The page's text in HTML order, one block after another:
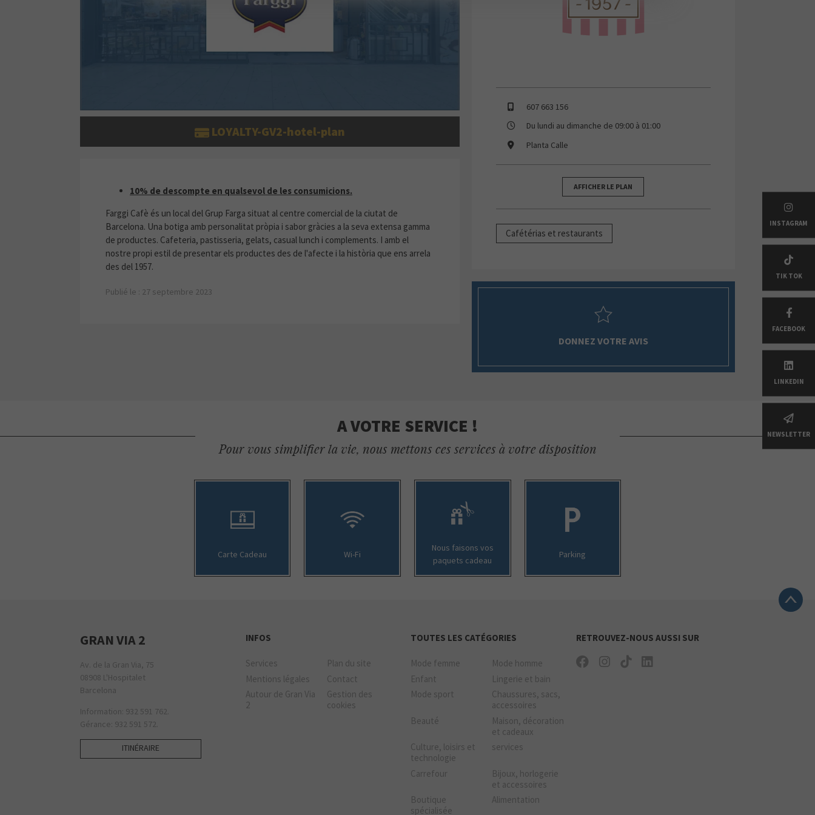
LOYALTY-GV2-hotel-plan
10% DE DESCOMPTE EN CUALSEVOL DE LES CONSUMICIONS
10% de descompte en qualsevol de les consumicions.
Farggi Cafè és un local del Grup Farga situat al centre comercial de la ciutat de
Barcelona. Una botiga amb personalitat pròpia i sabor gràcies a la seva extensa gamma
de productes. Cafeteria, pastisseria, gelats, casual lunch i complements. I amb el
nostre propi estil de presentar els productes des de l'afecte i la història que ens arrela
des del 1957.
Publié le : 27 septembre 2023
607 663 156
Du lundi au dimanche de 09:00 à 01:00
Planta Calle
AFFICHER LE PLAN
Cafétérias et restaurants
DONNEZ VOTRE AVIS
A VOTRE SERVICE !
Pour vous simplifier la vie, nous mettons ces services à votre disposition
Carte Cadeau Wi-Fi
Nous faisons vos
paquets cadeau
Parking
INSTAGRAM
TIK TOK
FACEBOOK
LINKEDIN
NEWSLETTER
GRAN VIA 2
Av. de la Gran Via, 75
08908 L'Hospitalet
Barcelona
Information: 932 591 762.
Gérance: 932 591 572.
ITINÉRAIRE
INFOS
Services
Plan du site
Mentions légales
Contact
Autour de Gran Via
2
Gestion des
cookies
TOUTES LES CATÉGORIES
Mode femme
Mode homme
Enfant
Lingerie et bain
Mode sport
Chaussures, sacs,
accessoires
Beauté
Maison, décoration
et cadeaux
Culture, loisirs et
technologie
services
Carrefour
Bijoux, horlogerie
et accessoires
Boutique
spécialisée
Alimentation
RETROUVEZ-NOUS AUSSI SUR